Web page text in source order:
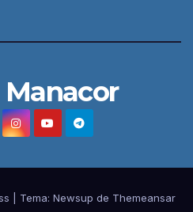
Tema: Newsup de Themeansar